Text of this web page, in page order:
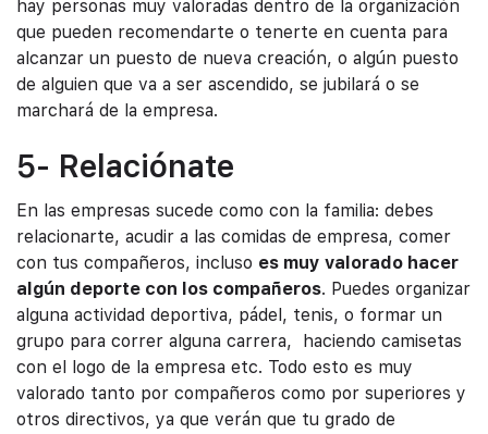
hay personas muy valoradas dentro de la organización
que pueden recomendarte o tenerte en cuenta para
alcanzar un puesto de nueva creación, o algún puesto
de alguien que va a ser ascendido, se jubilará o se
marchará de la empresa.
5- Relaciónate
En las empresas sucede como con la familia: debes
relacionarte, acudir a las comidas de empresa, comer
con tus compañeros, incluso es muy valorado hacer
algún deporte con los compañeros. Puedes organizar
alguna actividad deportiva, pádel, tenis, o formar un
grupo para correr alguna carrera, haciendo camisetas
con el logo de la empresa etc. Todo esto es muy
valorado tanto por compañeros como por superiores y
otros directivos, ya que verán que tu grado de